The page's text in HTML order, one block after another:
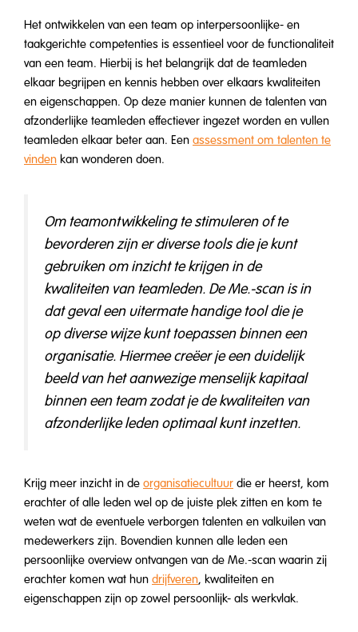
Het ontwikkelen van een team op interpersoonlijke- en
taakgerichte competenties is essentieel voor de functionaliteit
van een team. Hierbij is het belangrijk dat de teamleden
elkaar begrijpen en kennis hebben over elkaars kwaliteiten
en eigenschappen. Op deze manier kunnen de talenten van
afzonderlijke teamleden effectiever ingezet worden en vullen
teamleden elkaar beter aan. Een assessment om talenten te
vinden kan wonderen doen.
Om teamontwikkeling te stimuleren of te
bevorderen zijn er diverse tools die je kunt
gebruiken om inzicht te krijgen in de
kwaliteiten van teamleden. De Me.-scan is in
dat geval een uitermate handige tool die je
op diverse wijze kunt toepassen binnen een
organisatie. Hiermee creëer je een duidelijk
beeld van het aanwezige menselijk kapitaal
binnen een team zodat je de kwaliteiten van
afzonderlijke leden optimaal kunt inzetten.
Krijg meer inzicht in de organisatiecultuur die er heerst, kom
erachter of alle leden wel op de juiste plek zitten en kom te
weten wat de eventuele verborgen talenten en valkuilen van
medewerkers zijn. Bovendien kunnen alle leden een
persoonlijke overview ontvangen van de Me.-scan waarin zij
erachter komen wat hun drijfveren, kwaliteiten en
eigenschappen zijn op zowel persoonlijk- als werkvlak.